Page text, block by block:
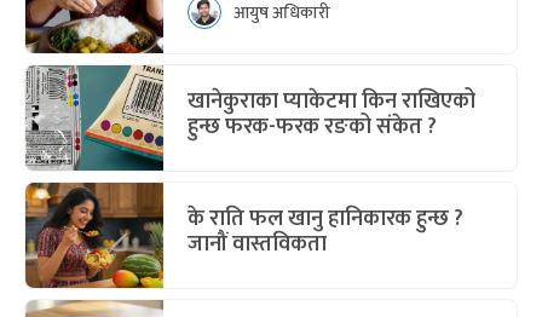
आयुष अधिकारी
खानेकुराका प्याकेटमा किन राखिएको
हुन्छ फरक-फरक रङको संकेत ?
के राति फल खानु हानिकारक हुन्छ ?
जानौं वास्तविकता